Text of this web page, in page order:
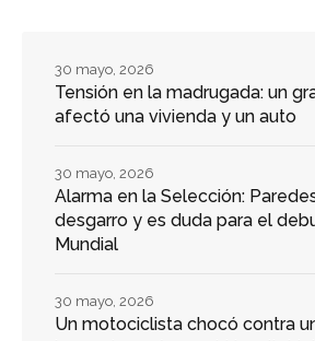
Tensión en la madrugada: un
afectó una vivienda y un auto
30 mayo, 2026
Alarma en la Selección:
desgarro y es duda para el
Mundial
30 mayo, 2026
Un motociclista chocó contra
30 mayo, 2026